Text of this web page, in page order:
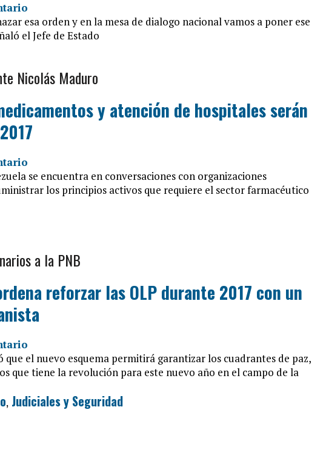
esa orden y en la mesa de dialogo nacional vamos a poner ese
el Jefe de Estado
Nicolás Maduro
y atención de hospitales serán
se encuentra en conversaciones con organizaciones
los principios activos que requiere el sector farmacéutico
a la PNB
reforzar las OLP durante 2017 con un
el nuevo esquema permitirá garantizar los cuadrantes de paz,
que tiene la revolución para este nuevo año en el campo de la
, Judiciales y Seguridad